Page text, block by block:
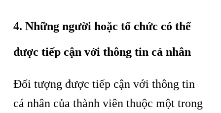
4. Những người hoặc tổ chức có thể
được tiếp cận với thông tin cá nhân
Đối tượng được tiếp cận với thông tin
cá nhân của thành viên thuộc một trong